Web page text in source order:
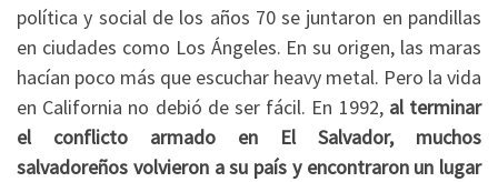
política y social de los años 70 se juntaron en pandillas
en ciudades como Los Ángeles. En su origen, las maras
hacían poco más que escuchar heavy metal. Pero la vida
en California no debió de ser fácil. En 1992, al terminar
el conflicto armado en El Salvador, muchos
salvadoreños volvieron a su país y encontraron un lugar